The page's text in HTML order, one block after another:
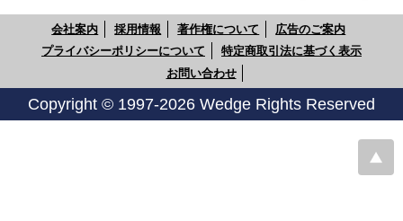
会社案内 採用情報 著作権について
広告のご案内
プライバシーポリシーについて
特定商取引法に基づく表示
お問い合わせ
Copyright © 1997-2026 Wedge Rights Reserved